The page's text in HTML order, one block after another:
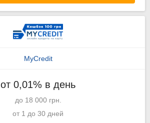
MyCredit
от 0,01% в день
до 18 000 грн.
от 1 до 30 дней